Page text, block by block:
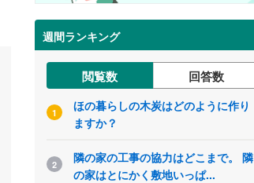
週間ランキング
閲覧数 回答数
1
ほの暮らしの木炭はどのように作り
ますか？
2
隣の家の工事の協力はどこまで。 隣
の家はとにかく敷地いっぱ...